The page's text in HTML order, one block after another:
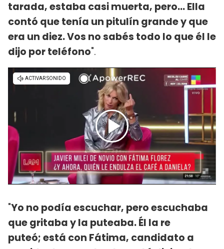
tarada, estaba casi muerta, pero... Ella
contó que tenía un pitulín grande y que
era un diez. Vos no sabés todo lo que él le
dijo por teléfono".
"Yo no podía escuchar, pero escuchaba
que gritaba y la puteaba. Él la re
puteó; está con Fátima, candidato a